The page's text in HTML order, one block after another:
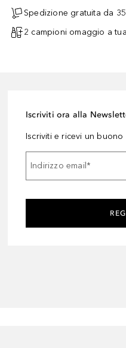
Spedizione gratuita da
2 campioni omaggio a
Iscriviti ora alla
Iscriviti e ricevi un
Indirizzo email*